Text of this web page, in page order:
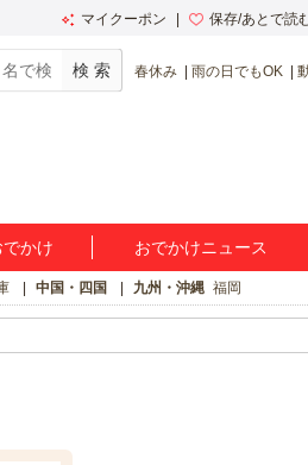
マイクーポン 保存/あとで読
春休み 雨の日でもOK
かけ おでかけニュース
中国・四国 九州・沖縄 福岡